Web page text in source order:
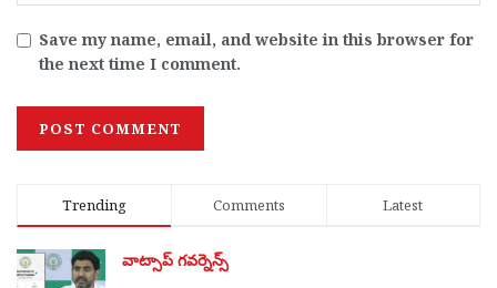
Save my name, email, and website in this browser for
the next time I comment.
Trending Comments Latest
వాట్సాప్ గవర్నెన్స్